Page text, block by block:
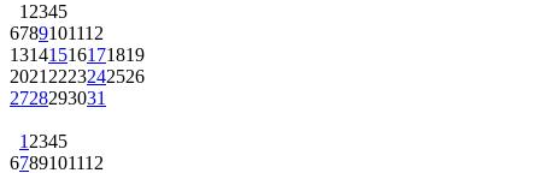
1 2345
6789101112
13141516171819
2021 2223242526
2728293031
1 2345
6789101112